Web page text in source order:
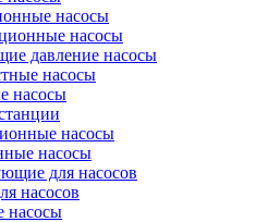
насосы
насосы
давление насосы
насосы
насосы
насосы
насосы
для насосов
насосов
насосы